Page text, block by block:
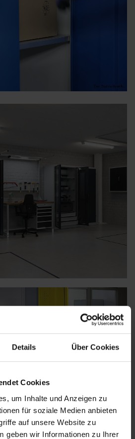
Details Über Cookies
Cookies
um Inhalte und Anzeigen zu
für soziale Medien anbieten
auf unsere Website zu
geben wir Informationen zu Ihrer